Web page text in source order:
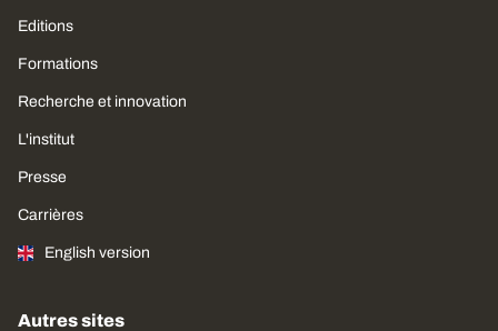
Editions
Formations
Recherche et innovation
L'institut
Presse
Carrières
English version
Autres sites